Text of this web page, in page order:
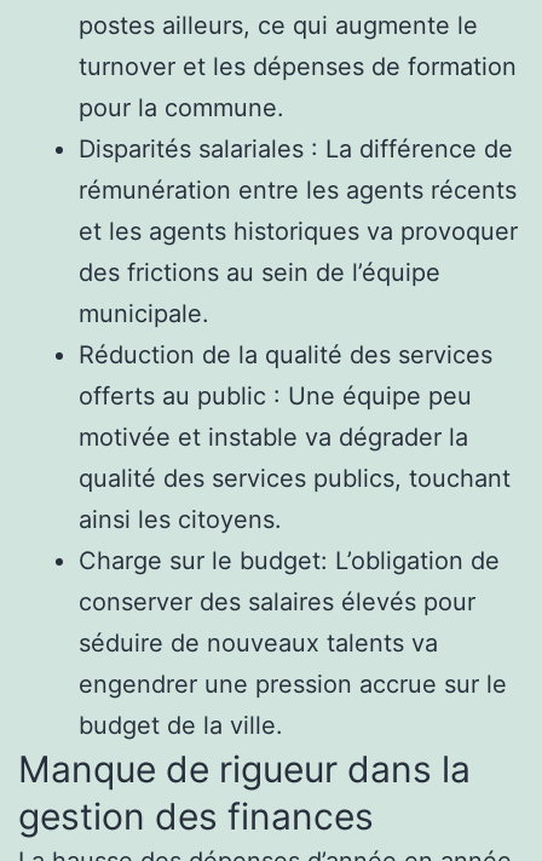
postes ailleurs, ce qui augmente le
turnover et les dépenses de formation
pour la commune.
Disparités salariales : La différence de
rémunération entre les agents récents
et les agents historiques va provoquer
des frictions au sein de l’équipe
municipale.
Réduction de la qualité des services
offerts au public : Une équipe peu
motivée et instable va dégrader la
qualité des services publics, touchant
ainsi les citoyens.
Charge sur le budget: L’obligation de
conserver des salaires élevés pour
séduire de nouveaux talents va
engendrer une pression accrue sur le
budget de la ville.
Manque de rigueur dans la
gestion des finances